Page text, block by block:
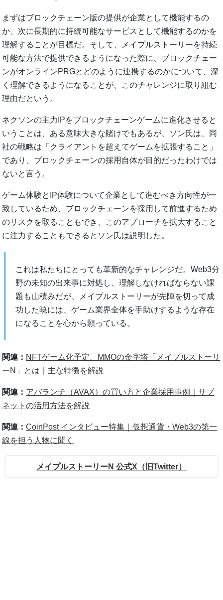
まずはブロックチェーン版の提供が企業として機能するの
か、次に長期的に持続可能なサービスとして機能するのかを
理解することが目標だ。そして、メイプルストーリーを持続
可能な方法で提供できるようになった際に、ブロックチェー
ンがオンラインPRGとどのように連携するのかについて、深
く理解できるようになることが、このチャレンジに取り組む
理由だという。
ネクソンの主力IPをブロックチェーンゲームに進化させると
いうことは、ある意味大きな賭けでもあるが、ソン氏は、同
社の戦略は「クライアントを超えてゲームを拡張すること」
であり、ブロックチェーンの採用自体が目的だったわけでは
ないと言う。
ゲーム体験とIP体験について企業として進むべき方向性が一
致しているため、ブロックチェーンを採用して前進するため
のリスクを取ることもでき、このアプローチを拡大すること
に注力することもできるとソン氏は説明した。
これは私たちにとっても革新的なチャレンジだ。Web3分
野の未知の出来事に対処し、理解しなければならない課
題も山積みだが、メイプルストーリーが先陣を切って成
功した暁には、ゲーム業界全体を手助けするような存在
になることを心から願っている。
関連： NFTゲーム化予定、MMOの金字塔「メイプルストーリ
ーN」とは｜主な特徴を解説
関連： アバランチ（AVAX）の買い方と企業採用事例｜サブ
ネットの活用方法を解説
関連：CoinPost インタビュー特集｜仮想通貨・Web3の第一
線を担う人物に聞く
メイプルストーリーN 公式X（旧Twitter）